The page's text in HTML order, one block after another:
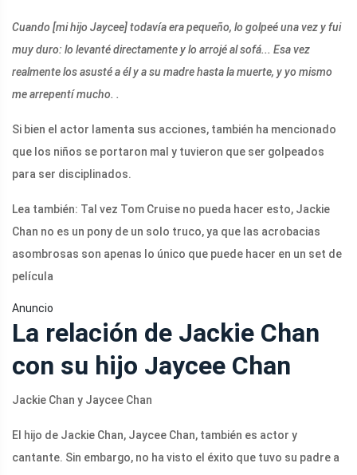
Cuando [mi hijo Jaycee] todavía era pequeño, lo golpeé una vez y fui
muy duro: lo levanté directamente y lo arrojé al sofá... Esa vez
realmente los asusté a él y a su madre hasta la muerte, y yo mismo
me arrepentí mucho. .
Si bien el actor lamenta sus acciones, también ha mencionado
que los niños se portaron mal y tuvieron que ser golpeados
para ser disciplinados.
Lea también: Tal vez Tom Cruise no pueda hacer esto, Jackie
Chan no es un pony de un solo truco, ya que las acrobacias
asombrosas son apenas lo único que puede hacer en un set de
película
Anuncio
La relación de Jackie Chan
con su hijo Jaycee Chan
Jackie Chan y Jaycee Chan
El hijo de Jackie Chan, Jaycee Chan, también es actor y
cantante. Sin embargo, no ha visto el éxito que tuvo su padre a